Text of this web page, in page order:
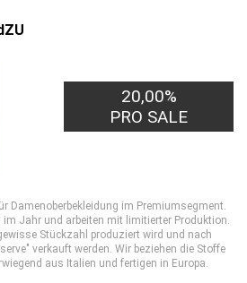
20,00%
PRO SALE
Damenoberbekleidung im Premiumsegment.
Jahr und arbeiten mit limitierter Produktion.
Stückzahl produziert wird und nach
verkauft werden. Wir beziehen die Stoffe
aus Italien und fertigen in Europa.